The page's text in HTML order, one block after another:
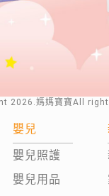
2026 .媽媽寶寶All
嬰兒
嬰兒照護
嬰兒用品